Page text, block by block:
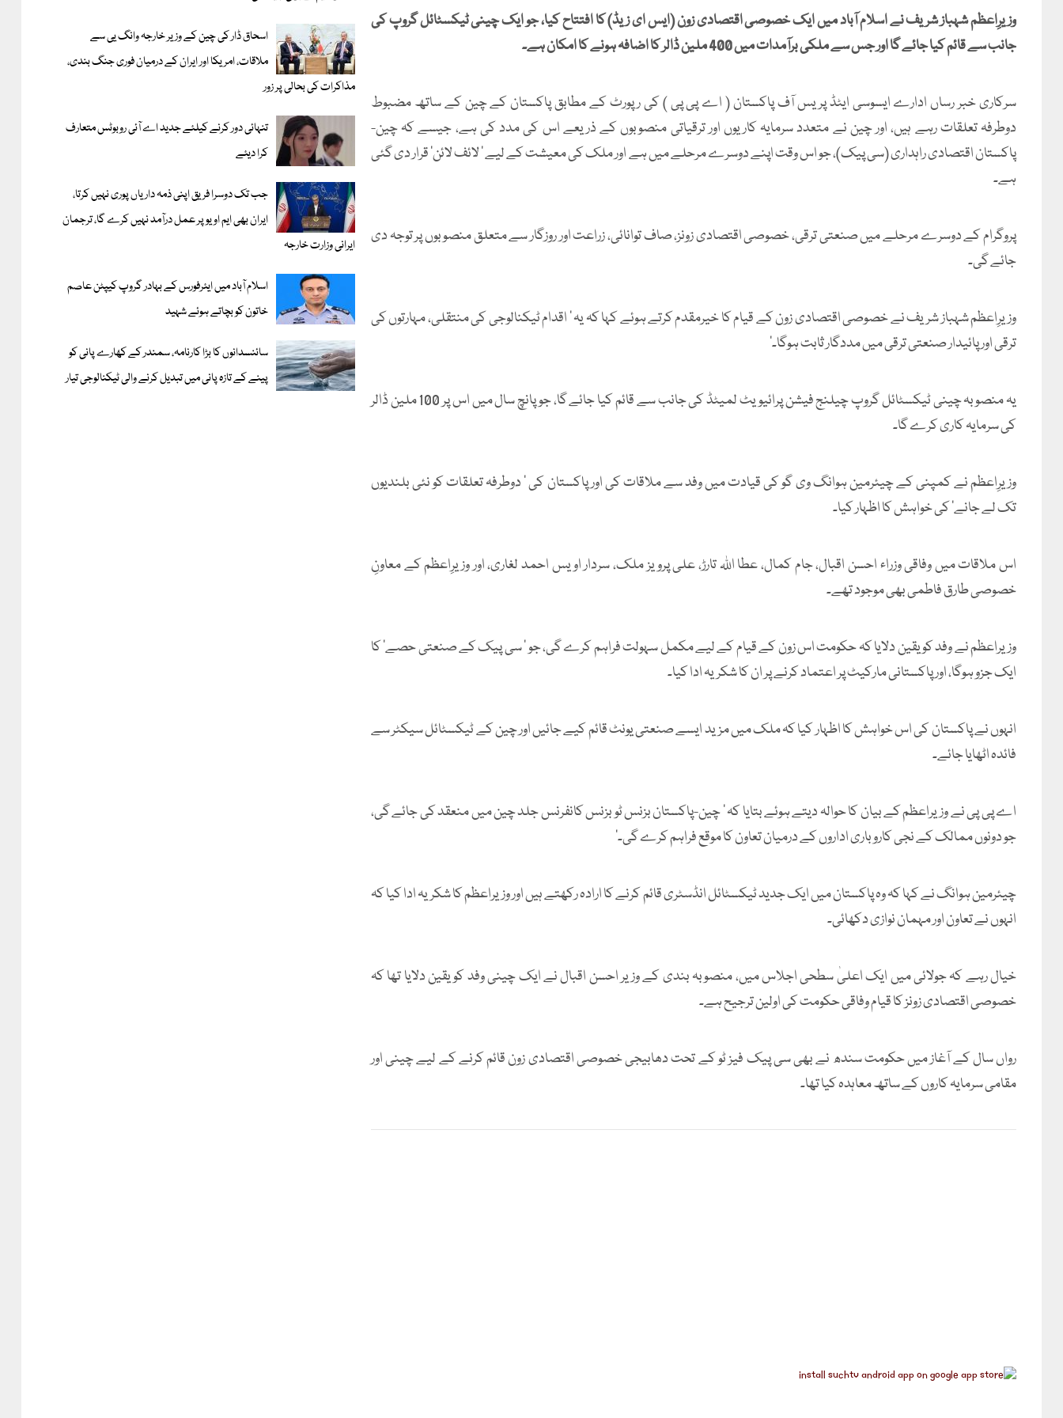
وزیرِاعظم شہباز شریف نے اسلام آباد میں ایک خصوصی اقتصادی زون (ایس ای زیڈ) کا افتتاح کیا، جو ایک چینی ٹیکسٹائل گروپ کی
جانب سے قائم کیا جائے گا اور جس سے ملکی برآمدات میں 400 ملین ڈالر کا اضافہ ہونے کا امکان ہے۔
سرکاری خبر رساں ادارے ایسوسی ایٹڈ پریس آف پاکستان ( اے پی پی ) کی رپورٹ کے مطابق پاکستان کے چین کے ساتھ مضبوط
دوطرفہ تعلقات رہے ہیں، اور چین نے متعدد سرمایہ کاریوں اور ترقیاتی منصوبوں کے ذریعے اس کی مدد کی ہے، جیسے کہ چین-
پاکستان اقتصادی راہداری (سی پیک)، جو اس وقت اپنے دوسرے مرحلے میں ہے اور ملک کی معیشت کے لیے ’ لائف لائن’ قرار دی گئی
ہے۔
پروگرام کے دوسرے مرحلے میں صنعتی ترقی، خصوصی اقتصادی زونز، صاف توانائی، زراعت اور روزگار سے متعلق منصوبوں پر توجہ دی
جائے گی۔
وزیرِاعظم شہباز شریف نے خصوصی اقتصادی زون کے قیام کا خیرمقدم کرتے ہوئے کہا کہ یہ ’ اقدام ٹیکنالوجی کی منتقلی، مہارتوں کی
ترقی اور پائیدار صنعتی ترقی میں مددگار ثابت ہوگا۔’
یہ منصوبہ چینی ٹیکسٹائل گروپ چیلنج فیشن پرائیویٹ لمیٹڈ کی جانب سے قائم کیا جائے گا، جو پانچ سال میں اس پر 100 ملین ڈالر
کی سرمایہ کاری کرے گا۔
وزیرِاعظم نے کمپنی کے چیئرمین ہوانگ وی گو کی قیادت میں وفد سے ملاقات کی اور پاکستان کی ’ دوطرفہ تعلقات کو نئی بلندیوں
تک لے جانے’ کی خواہش کا اظہار کیا۔
اس ملاقات میں وفاقی وزراء احسن اقبال، جام کمال، عطا اللہ تارڑ، علی پرویز ملک، سردار اویس احمد لغاری، اور وزیرِاعظم کے معاونِ
خصوصی طارق فاطمی بھی موجود تھے۔
وزیراعظم نے وفد کو یقین دلایا کہ حکومت اس زون کے قیام کے لیے مکمل سہولت فراہم کرے گی، جو ’ سی پیک کے صنعتی حصے’ کا
ایک جزو ہوگا، اور پاکستانی مارکیٹ پر اعتماد کرنے پر ان کا شکریہ ادا کیا۔
انہوں نے پاکستان کی اس خواہش کا اظہار کیا کہ ملک میں مزید ایسے صنعتی یونٹ قائم کیے جائیں اور چین کے ٹیکسٹائل سیکٹر سے
فائدہ اٹھایا جائے۔
اے پی پی نے وزیراعظم کے بیان کا حوالہ دیتے ہوئے بتایا کہ ’ چین-پاکستان بزنس ٹو بزنس کانفرنس جلد چین میں منعقد کی جائے گی،
جو دونوں ممالک کے نجی کاروباری اداروں کے درمیان تعاون کا موقع فراہم کرے گی۔’
چیئرمین ہوانگ نے کہا کہ وہ پاکستان میں ایک جدید ٹیکسٹائل انڈسٹری قائم کرنے کا ارادہ رکھتے ہیں اور وزیراعظم کا شکریہ ادا کیا کہ
انہوں نے تعاون اور مہمان نوازی دکھائی۔
خیال رہے کہ جولائی میں ایک اعلیٰ سطحی اجلاس میں، منصوبہ بندی کے وزیر احسن اقبال نے ایک چینی وفد کو یقین دلایا تھا کہ
خصوصی اقتصادی زونز کا قیام وفاقی حکومت کی اولین ترجیح ہے۔
رواں سال کے آغاز میں حکومت سندھ نے بھی سی پیک فیز ٹو کے تحت دھابیجی خصوصی اقتصادی زون قائم کرنے کے لیے چینی اور
مقامی سرمایہ کاروں کے ساتھ معاہدہ کیا تھا۔
اسحاق ڈار کی چین کے وزیر خارجہ وانگ یی سے
ملاقات، امریکا اور ایران کے درمیان فوری جنگ بندی،
مذاکرات کی بحالی پر زور
تنہائی دور کرنے کیلئے جدید اے آئی روبوٹس متعارف
کرا دیئے
جب تک دوسرا فریق اپنی ذمہ داریاں پوری نہیں کرتا،
ایران بھی ایم او یو پر عمل درآمد نہیں کرے گا، ترجمان
ایرانی وزارت خارجہ
اسلام آباد میں ایئرفورس کے بہادر گروپ کیپٹن عاصم
خاتون کو بچاتے ہوئے شہید
سائنسدانوں کا بڑا کارنامہ، سمندر کے کھارے پانی کو
پینے کے تازہ پانی میں تبدیل کرنے والی ٹیکنالوجی تیار